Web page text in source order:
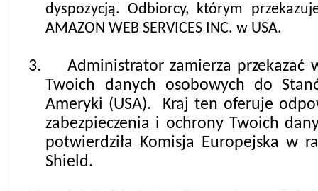
dyspozycją.Odbiorcy, którym
AMAZON WEB SERVICES INC. w USA.
3.
Administrator zamierza przekazać
Twoich danych osobowych do
Ameryki (USA). Kraj ten oferuje
zabezpieczenia i ochrony Twoich
potwierdziła Komisja Europejska w
Shield.